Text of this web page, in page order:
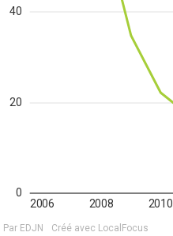
2010
2008
2006
0
20
40
Créé avec LocalFocus
Par EDJN